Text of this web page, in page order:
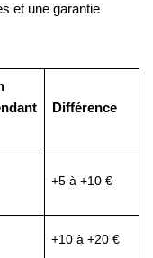
et une garantie
Différence
+5 à +10 €
+10 à +20 €